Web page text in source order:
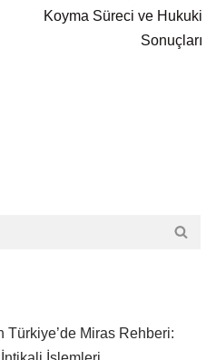
Koyma Süreci ve Hukuki
Sonuçları
Türkiye’de Miras Rehberi: